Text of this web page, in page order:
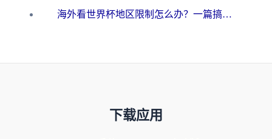
海外看世界杯地区限制怎么办？一篇搞定咪咕视频播放+国内资源无缝访问指南
下载应用